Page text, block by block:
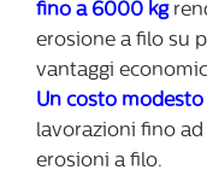
fino a 6000 kg
erosione a filo su
vantaggi
Un costo modesto
lavorazioni fino
erosioni a filo.